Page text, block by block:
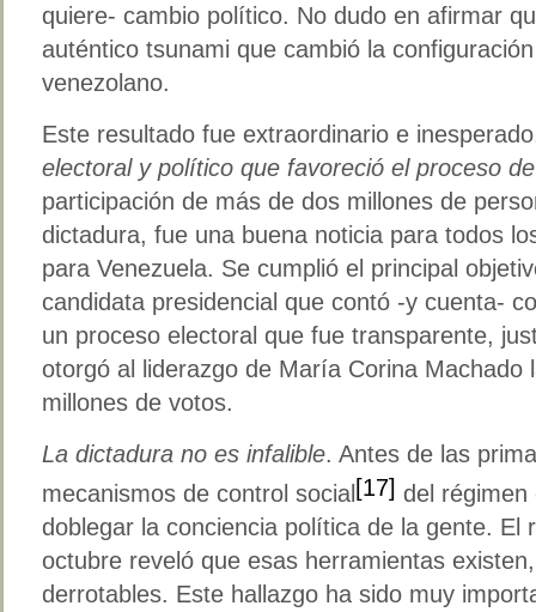
quiere- cambio político. No dudo en afirmar
auténtico tsunami que cambió la
venezolano.
Este resultado fue extraordinario e
electoral y político que favoreció el proceso
participación de más de dos millones de
dictadura, fue una buena noticia para todos
para Venezuela. Se cumplió el principal
candidata presidencial que contó -y cuenta-
un proceso electoral que fue transparente,
otorgó al liderazgo de María Corina Machado
millones de votos.
La dictadura no es infalible. Antes de las
mecanismos de control social[17] del régimen
doblegar la conciencia política de la gente. El
octubre reveló que esas herramientas
derrotables. Este hallazgo ha sido muy